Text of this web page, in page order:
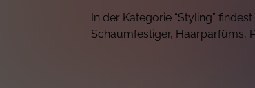
In der Kategorie “Styling”
Schaumfestiger, Haarparfüms,